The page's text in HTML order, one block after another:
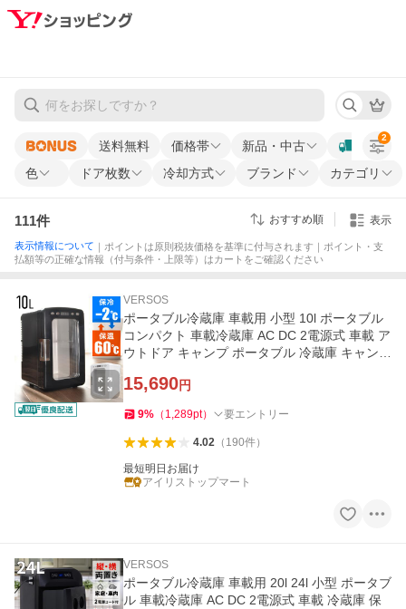
送料無料 価格帯
新品・中古
色
ドア枚数 冷却方式 ブランド カテゴリ
2
111件 おすすめ順 表示
表示情報について ｜ポイントは原則税抜価格を基準に付与されます｜ポイント・支
払額等の正確な情報（付与条件・上限等）はカートをご確認ください
VERSOS
ポータブル冷蔵庫 車載用 小型 10l ポータブル
コンパクト 車載冷蔵庫 AC DC 2電源式 車載 ア
ウトドア キャンプ ポータブル 冷蔵庫 キャンピ
15,690円
9% （ 1,289pt） 要エントリー
4.02（ 190件）
最短明日お届け
アイリストップマート
VERSOS
ポータブル冷蔵庫 車載用 20l 24l 小型 ポータブ
ル 車載冷蔵庫 AC DC 2電源式 車載 冷蔵庫 保